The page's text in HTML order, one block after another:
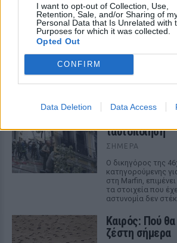
I want to opt-out of Collection, Use,
Retention, Sale, and/or Sharing of
Personal Data that Is Unrelated with
Purposes for which it was collected.
Opted Out
CONFIRM
Data Deletion Data Access
Μαραντόνα: «Ήταν πρησμένος,
από το κρεβάτι και είχε
αποκάλυψε ο μασέρ του στη δίκη
Η κατάθεση του Νικολά Ταφαρέλ στο
ΣΉΜΕΡΑ
Marfin:
ταυτοποίηση
ΣΉΜΕΡΑ
Ο δικηγόρος της
κατηγορούμενης
στη Marfin,
τα στοιχεία που
αστυνομία δεν
Καιρός: Πού
ζέστη σήμερα